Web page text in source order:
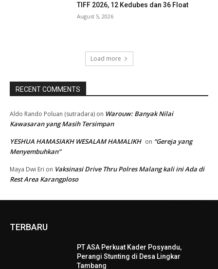
TIFF 2026, 12 Kedubes dan 36 Float
August 5, 2026
Load more
RECENT COMMENTS
Aldo Rando Poluan (sutradara) on Warouw: Banyak Nilai
Kawasaran yang Masih Tersimpan
YESHUA HAMASIAKH WESALAM HAMALIKH on “Gereja yang
Menyembuhkan”
Maya Dwi Eri on Vaksinasi Drive Thru Polres Malang kali ini Ada di
Rest Area Karangploso
TERBARU
PT ASA Perkuat Kader Posyandu,
Perangi Stunting di Desa Lingkar
Tambang